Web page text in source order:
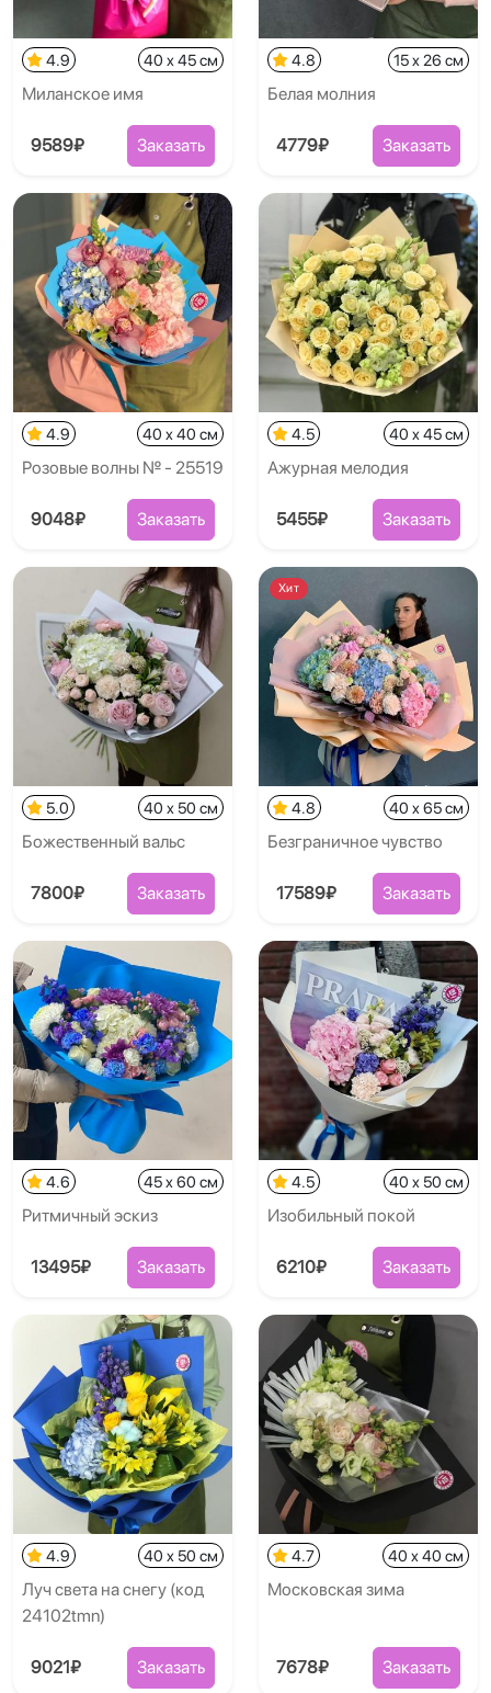
4.9 40 x 45 см
Миланское имя
9589₽ Заказать
4.8 15 x 26 см
Белая молния
4779₽ Заказать
4.9 40 x 40 см
Розовые волны № - 25519
9048₽ Заказать
4.5 40 x 45 см
Ажурная мелодия
5455₽ Заказать
5.0 40 x 50 см
Божественный вальс
7800₽ Заказать
Хит
4.8 40 x 65 см
Безграничное чувство
17589₽ Заказать
4.6 45 x 60 см
Ритмичный эскиз
13495₽ Заказать
4.5 40 x 50 см
Изобильный покой
6210₽ Заказать
4.9 40 x 50 см
Луч света на снегу (код
24102tmn)
9021₽ Заказать
4.7 40 x 40 см
Московская зима
7678₽ Заказать